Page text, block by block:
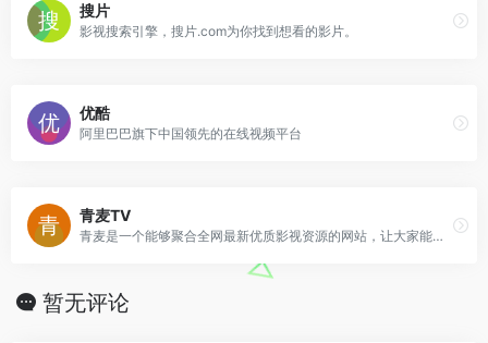
搜片
影视搜索引擎，搜片.com为你找到想看的影片。
优酷
阿里巴巴旗下中国领先的在线视频平台
青麦TV
青麦是一个能够聚合全网最新优质影视资源的网站，让大家能更方便的找到想要的资源。
暂无评论